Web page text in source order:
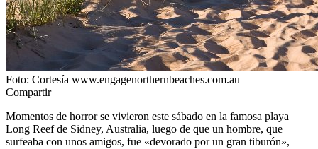
Foto: Cortesía www.engagenorthernbeaches.com.au
Compartir
Momentos de horror se vivieron este sábado en la famosa playa
Long Reef de Sidney, Australia, luego de que un hombre, que
surfeaba con unos amigos, fue «devorado por un gran tiburón»,